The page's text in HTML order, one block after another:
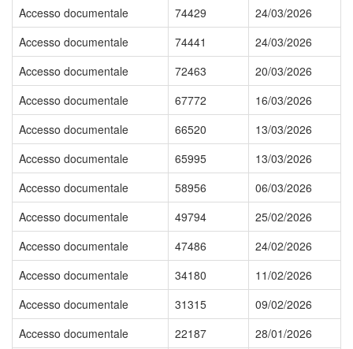
Accesso documentale
74429
24/03/2026
Accesso documentale
74441
24/03/2026
Accesso documentale
72463
20/03/2026
Accesso documentale
67772
16/03/2026
Accesso documentale
66520
13/03/2026
Accesso documentale
65995
13/03/2026
Accesso documentale
58956
06/03/2026
Accesso documentale
49794
25/02/2026
Accesso documentale
47486
24/02/2026
Accesso documentale
34180
11/02/2026
Accesso documentale
31315
09/02/2026
Accesso documentale
22187 28/01/2026